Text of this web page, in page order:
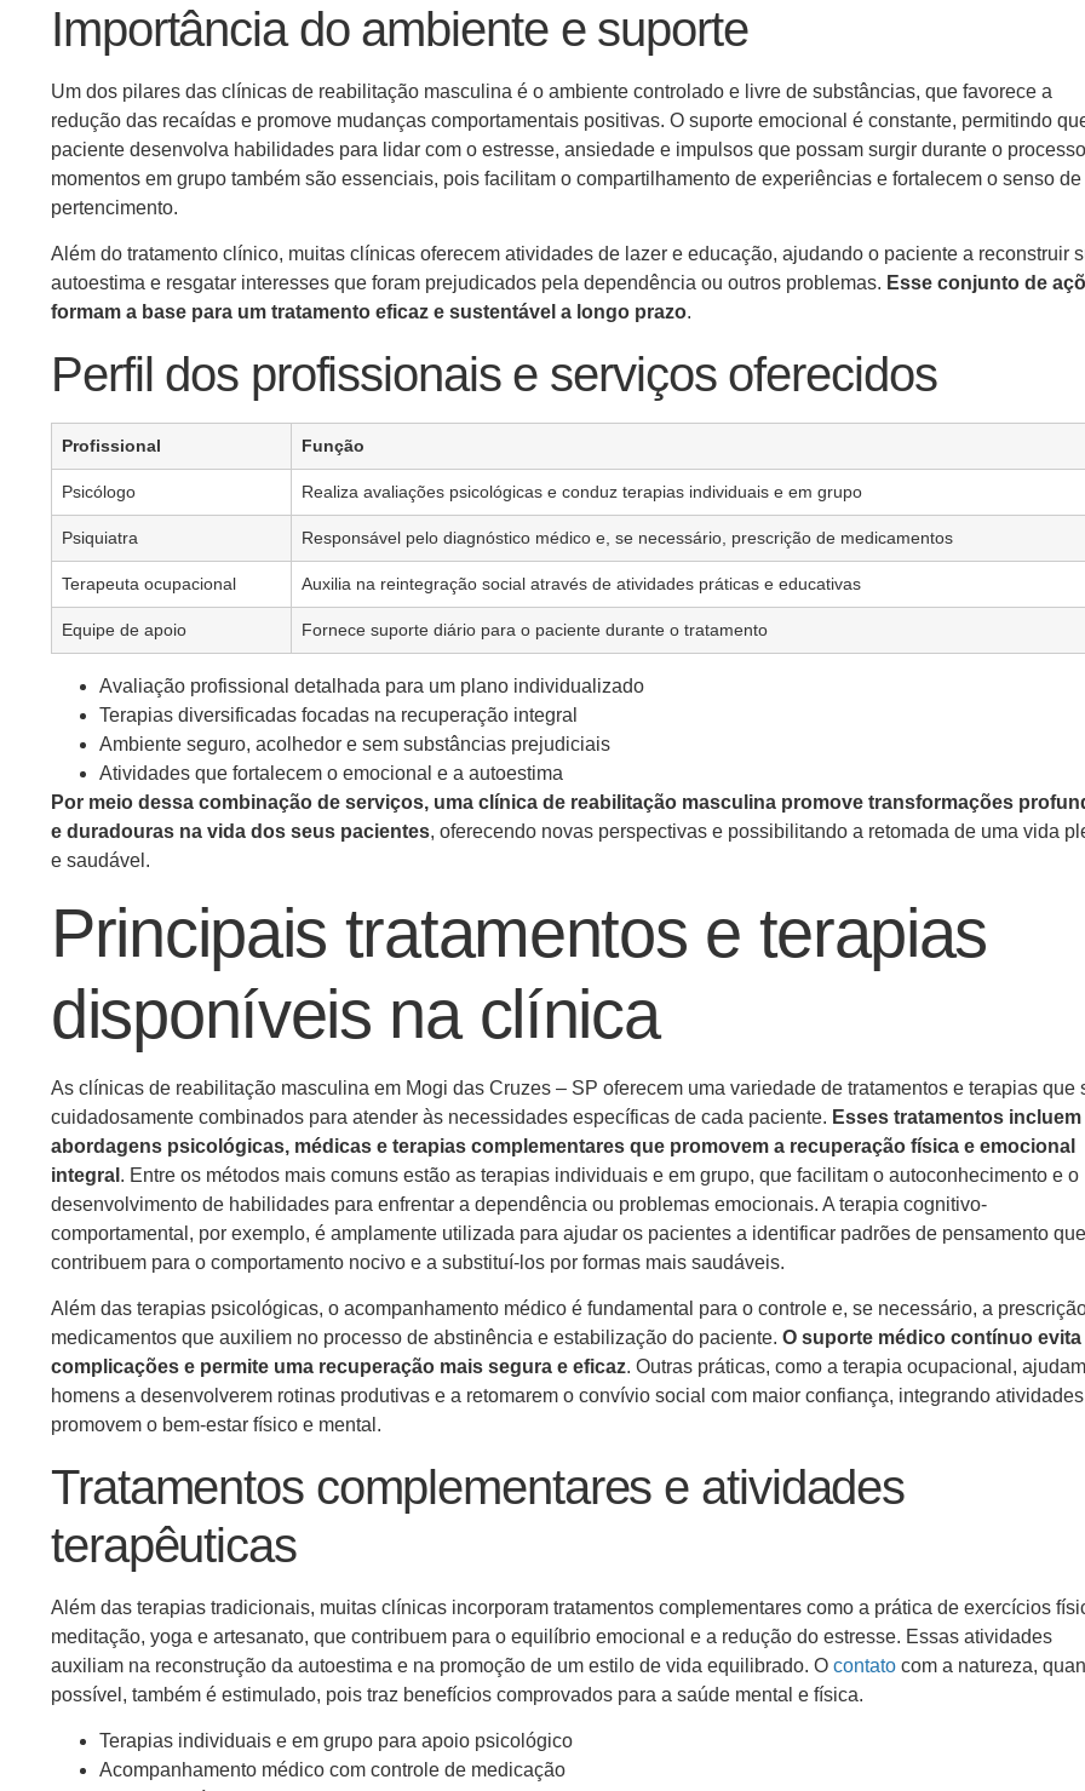
Importância do ambiente e suporte
Um dos pilares das clínicas de reabilitação masculina é o ambiente controlado e livre de substâncias, que favorece a
redução das recaídas e promove mudanças comportamentais positivas. O suporte emocional é constante, permitindo
paciente desenvolva habilidades para lidar com o estresse, ansiedade e impulsos que possam surgir durante o
momentos em grupo também são essenciais, pois facilitam o compartilhamento de experiências e fortalecem o senso de
pertencimento.
Além do tratamento clínico, muitas clínicas oferecem atividades de lazer e educação, ajudando o paciente a reconstruir
autoestima e resgatar interesses que foram prejudicados pela dependência ou outros problemas. Esse conjunto de
formam a base para um tratamento eficaz e sustentável a longo prazo.
Perfil dos profissionais e serviços oferecidos
Profissional Função
Psicólogo Realiza avaliações psicológicas e conduz terapias individuais e em grupo
Psiquiatra Responsável pelo diagnóstico médico e, se necessário, prescrição de medicamentos
Terapeuta ocupacional Auxilia na reintegração social através de atividades práticas e educativas
Equipe de apoio Fornece suporte diário para o paciente durante o tratamento
Avaliação profissional detalhada para um plano individualizado
Terapias diversificadas focadas na recuperação integral
Ambiente seguro, acolhedor e sem substâncias prejudiciais
Atividades que fortalecem o emocional e a autoestima
Por meio dessa combinação de serviços, uma clínica de reabilitação masculina promove transformações
e duradouras na vida dos seus pacientes, oferecendo novas perspectivas e possibilitando a retomada de uma vida
e saudável.
Principais tratamentos e terapias
disponíveis na clínica
As clínicas de reabilitação masculina em Mogi das Cruzes – SP oferecem uma variedade de tratamentos e terapias que
cuidadosamente combinados para atender às necessidades específicas de cada paciente. Esses tratamentos incluem
abordagens psicológicas, médicas e terapias complementares que promovem a recuperação física e emocional
integral . Entre os métodos mais comuns estão as terapias individuais e em grupo, que facilitam o autoconhecimento e o
desenvolvimento de habilidades para enfrentar a dependência ou problemas emocionais. A terapia cognitivo-
comportamental, por exemplo, é amplamente utilizada para ajudar os pacientes a identificar padrões de pensamento que
contribuem para o comportamento nocivo e a substituí-los por formas mais saudáveis.
Além das terapias psicológicas, o acompanhamento médico é fundamental para o controle e, se necessário, a
medicamentos que auxiliem no processo de abstinência e estabilização do paciente. O suporte médico contínuo evita
complicações e permite uma recuperação mais segura e eficaz. Outras práticas, como a terapia ocupacional,
homens a desenvolverem rotinas produtivas e a retomarem o convívio social com maior confiança, integrando
promovem o bem-estar físico e mental.
Tratamentos complementares e atividades
terapêuticas
Além das terapias tradicionais, muitas clínicas incorporam tratamentos complementares como a prática de exercícios
meditação, yoga e artesanato, que contribuem para o equilíbrio emocional e a redução do estresse. Essas atividades
auxiliam na reconstrução da autoestima e na promoção de um estilo de vida equilibrado. O contato com a natureza,
possível, também é estimulado, pois traz benefícios comprovados para a saúde mental e física.
Terapias individuais e em grupo para apoio psicológico
Acompanhamento médico com controle de medicação